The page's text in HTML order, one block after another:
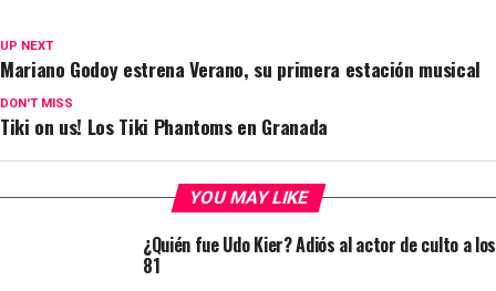
UP NEXT
Mariano Godoy estrena Verano, su primera estación musical
DON'T MISS
Tiki on us! Los Tiki Phantoms en Granada
YOU MAY LIKE
¿Quién fue Udo Kier? Adiós al actor de culto a los
81